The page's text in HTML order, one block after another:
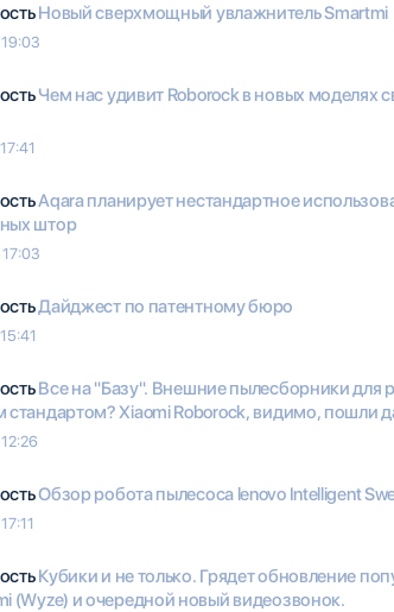
Новый сверхмощный увлажнитель Smartmi
Чем нас удивит Roborock в новых моделях
Aqara планирует нестандартное
штор
Дайджест по патентному бюро
Все на "Базу". Внешние пылесборники для
стандартом? Xiaomi Roborock, видимо, пошли
Обзор робота пылесоса lenovo Intelligent
Кубики и не только. Грядет обновление
(Wyze) и очередной новый видеозвонок.